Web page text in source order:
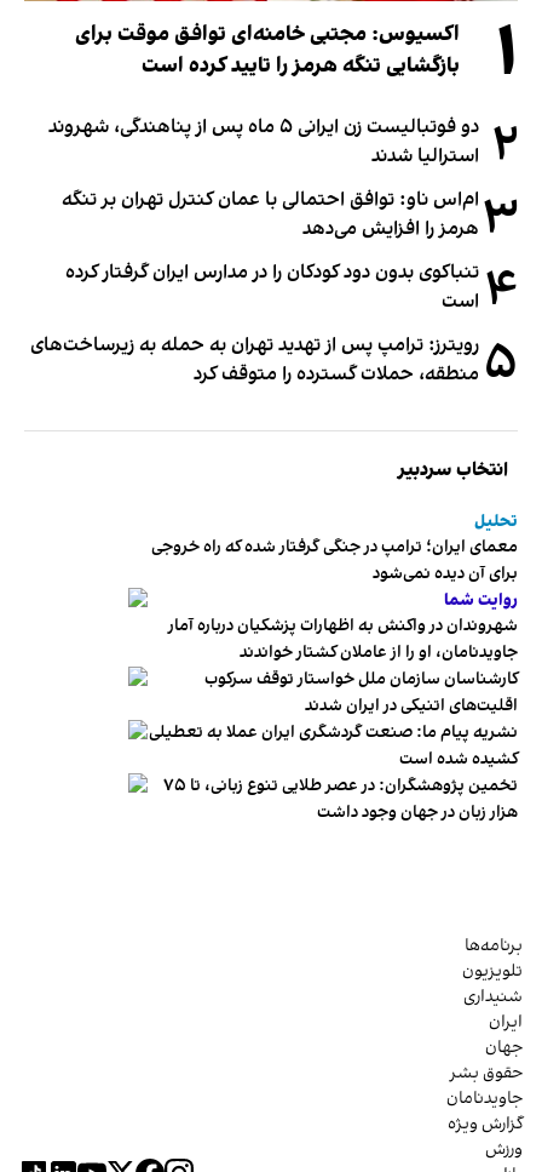
۱
اکسیوس: مجتبی خامنه‌ای توافق موقت برای
بازگشایی تنگه هرمز را تایید کرده است
۲
دو فوتبالیست زن ایرانی ۵ ماه پس از پناهندگی، شهروند
استرالیا شدند
۳ ام‌اس ناو: توافق احتمالی با عمان کنترل تهران بر تنگه
هرمز را افزایش می‌دهد
۴ تنباکوی بدون دود کودکان را در مدارس ایران گرفتار کرده
است
۵ رویترز: ترامپ پس از تهدید تهران به حمله به زیرساخت‌های
منطقه، حملات گسترده را متوقف کرد
انتخاب سردبیر
تحلیل
معمای ایران؛ ترامپ در جنگی گرفتار شده که راه خروجی
برای آن دیده نمی‌شود
روایت شما
شهروندان در واکنش به اظهارات پزشکیان درباره آمار
جاویدنامان، او را از عاملان کشتار خواندند
کارشناسان سازمان ملل خواستار توقف سرکوب
اقلیت‌های اتنیکی در ایران شدند
نشریه پیام ما: صنعت گردشگری ایران عملا به تعطیلی
کشیده شده است
تخمین پژوهشگران: در عصر طلایی تنوع زبانی، تا ۷۵
هزار زبان در جهان وجود داشت
برنامه‌ها
تلویزیون
شنیداری
ایران
جهان
حقوق بشر
جاویدنامان
گزارش ویژه
ورزش